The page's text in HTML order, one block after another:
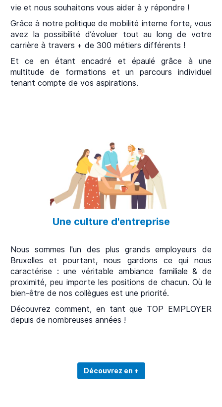
vie et nous souhaitons vous aider à y répondre !
Grâce à notre politique de mobilité interne forte, vous
avez la possibilité d’évoluer tout au long de votre
carrière à travers + de 300 métiers différents !
Et ce en étant encadré et épaulé grâce à une
multitude de formations et un parcours individuel
tenant compte de vos aspirations.
Une culture d'entreprise
Nous sommes l'un des plus grands employeurs de
Bruxelles et pourtant, nous gardons ce qui nous
caractérise : une véritable ambiance familiale & de
proximité, peu importe les positions de chacun. Où le
bien-être de nos collègues est une priorité.
Découvrez comment, en tant que TOP EMPLOYER
depuis de nombreuses années !
Découvrez en +